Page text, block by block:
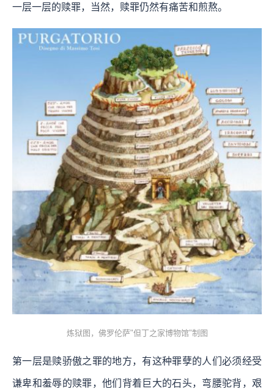
一层一层的赎罪，当然，赎罪仍然有痛苦和煎熬。
炼狱图，佛罗伦萨"但丁之家博物馆"制图
第一层是赎骄傲之罪的地方，有这种罪孽的人们必须经受
谦卑和羞辱的赎罪，他们背着巨大的石头，弯腰驼背，艰